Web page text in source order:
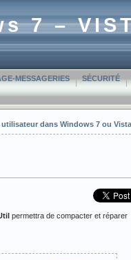
7 –
MESSAGERIES SÉCURITÉ
dans Windows 7 ou Vista
permettra de compacter et réparer